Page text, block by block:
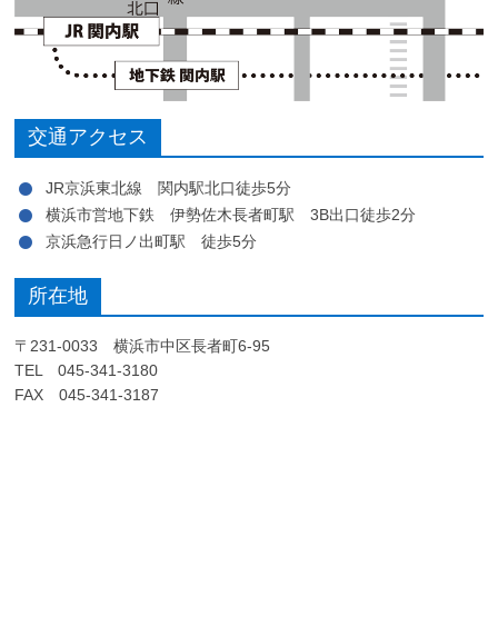
交通アクセス
JR京浜東北線 関内駅北口徒歩5分
横浜市営地下鉄 伊勢佐木長者町駅 3B出口徒歩2分
京浜急行日ノ出町駅 徒歩5分
所在地
〒231-0033 横浜市中区長者町6-95
TEL 045-341-3180
FAX 045-341-3187